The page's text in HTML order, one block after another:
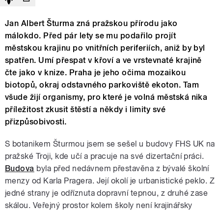
Jan Albert Šturma zná pražskou přírodu jako
málokdo. Před pár lety se mu podařilo projít
městskou krajinu po vnitřních periferiích, aniž by byl
spatřen. Umí přespat v křoví a ve vrstevnaté krajině
čte jako v knize. Praha je jeho očima mozaikou
biotopů, okraj odstavného parkoviště ekoton. Tam
všude žijí organismy, pro které je volná městská nika
příležitost zkusit štěstí a někdy i limity své
přizpůsobivosti.
S botanikem Šturmou jsem se sešel u budovy FHS UK na
pražské Troji, kde učí a pracuje na své dizertační práci.
Budova byla před nedávnem přestavěna z bývalé školní
menzy od Karla Pragera. Její okolí je urbanistické peklo. Z
jedné strany je odříznuta dopravní tepnou, z druhé zase
skálou. Veřejný prostor kolem školy není krajinářsky